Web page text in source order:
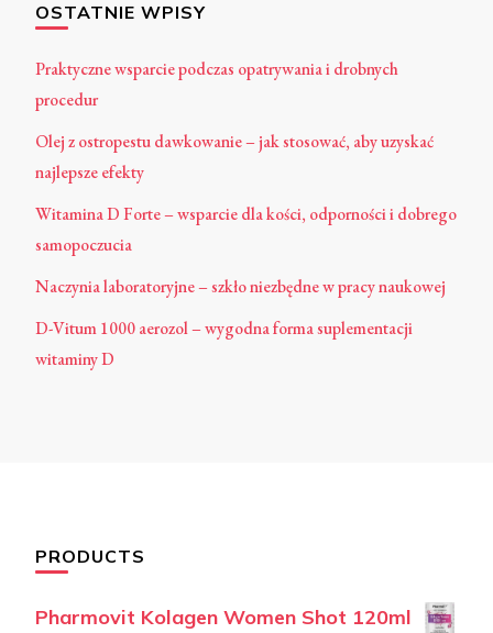
OSTATNIE WPISY
Praktyczne wsparcie podczas opatrywania i drobnych
procedur
Olej z ostropestu dawkowanie – jak stosować, aby uzyskać
najlepsze efekty
Witamina D Forte – wsparcie dla kości, odporności i dobrego
samopoczucia
Naczynia laboratoryjne – szkło niezbędne w pracy naukowej
D-Vitum 1000 aerozol – wygodna forma suplementacji
witaminy D
PRODUCTS
Pharmovit Kolagen Women Shot 120ml